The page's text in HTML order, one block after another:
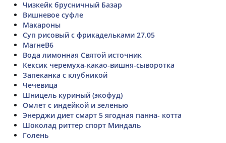
Чизкейк брусничный Базар
Вишневое суфле
Макароны
Суп рисовый с фрикадельками 27.05
МагнеB6
Вода лимонная Святой источник
Кексик черемуха-какао-вишня-сыворотка
Запеканка с клубникой
Чечевица
Шницель куриный (экофуд)
Омлет с индейкой и зеленью
Энерджи диет смарт 5 ягодная панна- котта
Шоколад риттер спорт Миндаль
Голень